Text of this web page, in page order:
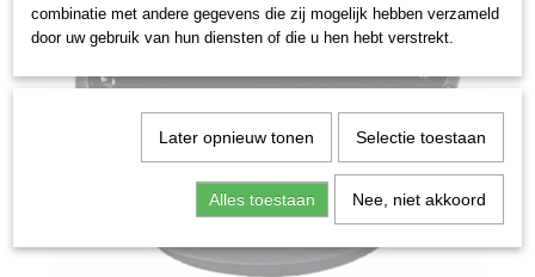
combinatie met andere gegevens die zij mogelijk hebben verzameld
door uw gebruik van hun diensten of die u hen hebt verstrekt.
Later opnieuw tonen Selectie toestaan
Alles toestaan Nee, niet akkoord